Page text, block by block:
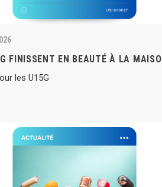
FINISSENT EN BEAUTÉ À LA
les U15G